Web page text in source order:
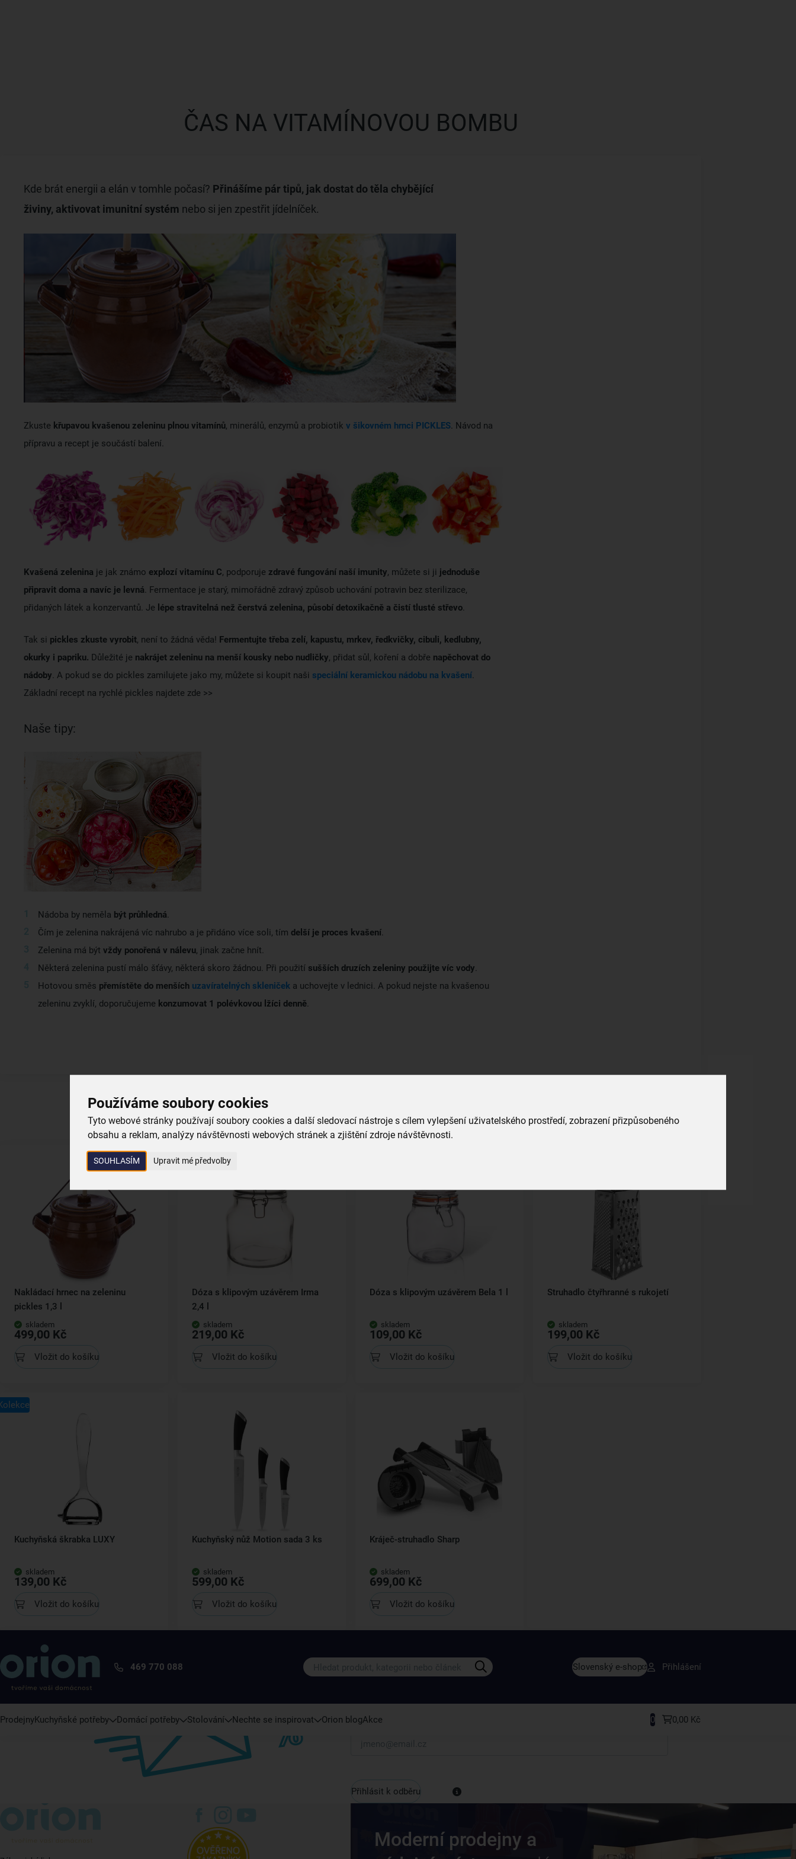
Používáme soubory cookies
Tyto webové stránky používají soubory cookies a další sledovací nástroje s cílem vylepšení uživatelského prostředí, zobrazení přizpůsobeného
obsahu a reklam, analýzy návštěvnosti webových stránek a zjištění zdroje návštěvnosti.
SOUHLASÍM Upravit mé předvolby
ČAS NA VITAMÍNOVOU BOMBU
Kde brát energii a elán v tomhle počasí? Přinášíme pár tipů, jak dostat do těla chybějící
živiny, aktivovat imunitní systém nebo si jen zpestřit jídelníček.
Zkuste křupavou kvašenou zeleninu plnou vitamínů, minerálů, enzymů a probiotik v šikovném hrnci PICKLES. Návod na
přípravu a recept je součástí balení.
Kvašená zelenina je jak známo explozí vitamínu C, podporuje zdravé fungování naší imunity, můžete si ji jednoduše
připravit doma a navíc je levná. Fermentace je starý, mimořádně zdravý způsob uchování potravin bez sterilizace,
přidaných látek a konzervantů. Je lépe stravitelná než čerstvá zelenina, působí detoxikačně a čistí tlusté střevo.
Tak si pickles zkuste vyrobit, není to žádná věda! Fermentujte třeba zelí, kapustu, mrkev, ředkvičky, cibuli, kedlubny,
okurky i papriku. Důležité je nakrájet zeleninu na menší kousky nebo nudličky, přidat sůl, koření a dobře napěchovat do
nádoby. A pokud se do pickles zamilujete jako my, můžete si koupit naši speciální keramickou nádobu na kvašení.
Základní recept na rychlé pickles najdete zde >>
Naše tipy:
Nádoba by neměla být průhledná.
Čím je zelenina nakrájená víc nahrubo a je přidáno více soli, tím delší je proces kvašení.
Zelenina má být vždy ponořená v nálevu, jinak začne hnít.
Některá zelenina pustí málo šťávy, některá skoro žádnou. Při použití sušších druzích zeleniny použijte víc vody.
Hotovou směs přemístěte do menších uzavíratelných skleniček a uchovejte v lednici. A pokud nejste na kvašenou
zeleninu zvyklí, doporučujeme konzumovat 1 polévkovou lžíci denně.
Nakládací hrnec na zeleninu
pickles 1,3 l
skladem
499,00 Kč
Vložit do košíku
Dóza s klipovým uzávěrem Irma
2,4 l
skladem
219,00 Kč
Vložit do košíku
Dóza s klipovým uzávěrem Bela 1 l
skladem
109,00 Kč
Vložit do košíku
Struhadlo čtyřhranné s rukojetí
skladem
199,00 Kč
Vložit do košíku
Kuchyňská škrabka LUXY
skladem
139,00 Kč
Vložit do košíku
Kuchyňský nůž Motion sada 3 ks
skladem
599,00 Kč
Vložit do košíku
Kráječ-struhadlo Sharp
skladem
699,00 Kč
Vložit do košíku
469 770 088 Slovenský e-shop Přihlášení
ProdejnyKuchyňské potřeby Domácí potřeby Stolování Nechte se inspirovat Orion blogAkce 0 0,00 Kč
Přihlaste se k odběru našeho newsletteru.
Váš e-mail
Přihlásit k odběru
Moderní prodejny a